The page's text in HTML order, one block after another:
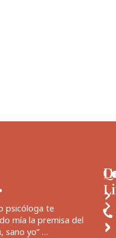
psicóloga te
mía la premisa del
sano yo” …